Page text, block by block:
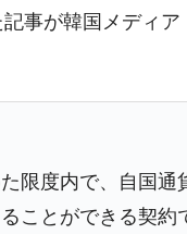
は韓国で『BYD』車
ほぼ終わった」
事が韓国メディ
限度内で、自国通
ことができる契約